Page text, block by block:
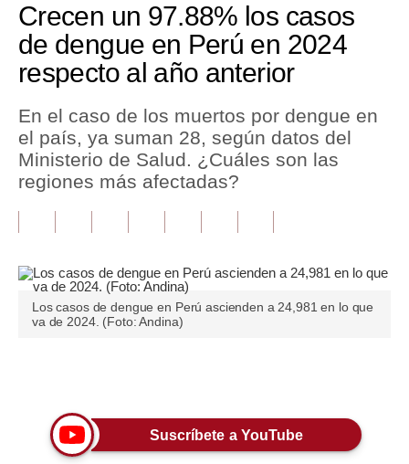
Economía
Mercados
Política
Tu Dinero
Finanzas Personales
Plus G
Opinión
Blogs
Crecen un 97.88% los casos
de dengue en Perú en 2024
respecto al año anterior
En el caso de los muertos por dengue en
el país, ya suman 28, según datos del
Ministerio de Salud. ¿Cuáles son las
regiones más afectadas?
Los casos de dengue en Perú ascienden a 24,981 en lo que
va de 2024. (Foto: Andina)
Suscríbete a YouTube